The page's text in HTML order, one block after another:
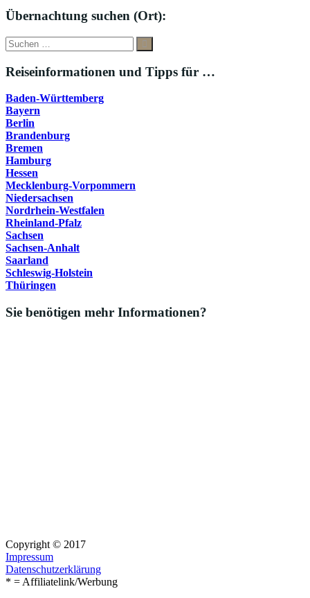
Übernachtung suchen (Ort):
Suche
nach:
Suchen
Reiseinformationen und Tipps für …
Baden-Württemberg
Bayern
Berlin
Brandenburg
Bremen
Hamburg
Hessen
Mecklenburg-Vorpommern
Niedersachsen
Nordrhein-Westfalen
Rheinland-Pfalz
Sachsen
Sachsen-Anhalt
Saarland
Schleswig-Holstein
Thüringen
Sie benötigen mehr Informationen?
Copyright © 2017
Impressum
Datenschutzerklärung
* = Affiliatelink/Werbung